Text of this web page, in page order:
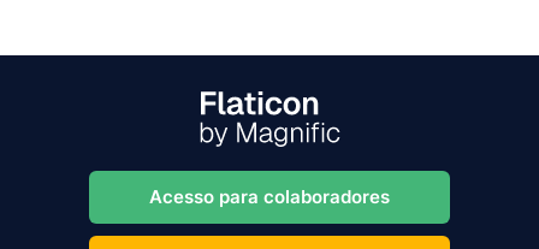
Acesso para colaboradores